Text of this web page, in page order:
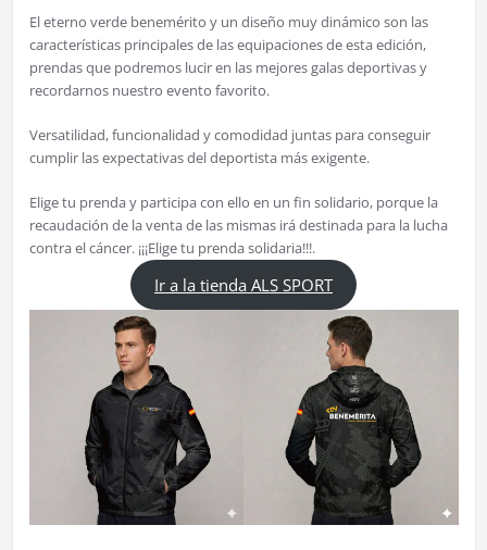
El eterno verde benemérito y un diseño muy dinámico son las
características principales de las equipaciones de esta edición,
prendas que podremos lucir en las mejores galas deportivas y
recordarnos nuestro evento favorito.
Versatilidad, funcionalidad y comodidad juntas para conseguir
cumplir las expectativas del deportista más exigente.
Elige tu prenda y participa con ello en un fin solidario, porque la
recaudación de la venta de las mismas irá destinada para la lucha
contra el cáncer. ¡¡¡Elige tu prenda solidaria!!!.
Ir a la tienda ALS SPORT